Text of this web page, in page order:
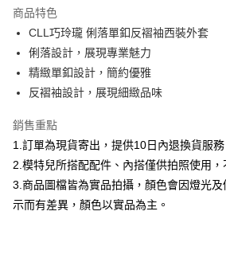
合作金庫商業銀行
華南商業銀行
彰化商
上海商業儲蓄銀行
國泰世華商業銀行
臺灣中小企業銀行
聯邦商業銀行
元大商業銀行
永豐商
台新國際商業銀行
中國信
台灣樂天信用卡公司
超商取貨付款
LINE Pay
Apple Pay
悠遊付
Google Pay
大哥付你分期
商品特色
CLL巧玲瓏 俐落單釦反褶袖西裝外套
俐落設計，展現專業魅力
精緻單釦設計，簡約優雅
反褶袖設計，展現細緻品味
銷售重點
1.訂單為現貨寄出，提供10日內退換貨服務
2.模特兒所搭配配件、內搭僅供拍照使用，
3.商品圖檔皆為實品拍攝，顏色會因燈光
示而有差異，顏色以實品為主。